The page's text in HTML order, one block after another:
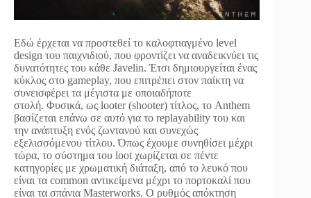
Εδώ έρχεται να προστεθεί το καλοφτιαγμένο level
design του παιχνιδιού, που φροντίζει να αναδεικνύει τις
δυνατότητες του κάθε Javelin. Έτσι δημιουργείται ένας
κύκλος στο gameplay, που επιτρέπει στον παίκτη να
συνεισφέρει τα μέγιστα με οποιαδήποτε
στολή. Φυσικά, ως looter (shooter) τίτλος, το Anthem
βασίζεται επάνω σε αυτό για το replayability του και
την ανάπτυξη ενός ζωντανού και συνεχώς
εξελισσόμενου τίτλου. Όπως έχουμε συνηθίσει μέχρι
τώρα, το σύστημα του loot χωρίζεται σε πέντε
κατηγορίες με χρωματική διάταξη, από το λευκό που
είναι τα common αντικείμενα μέχρι το πορτοκαλί που
είναι τα σπάνια Masterworks. Ο ρυθμός απόκτηση